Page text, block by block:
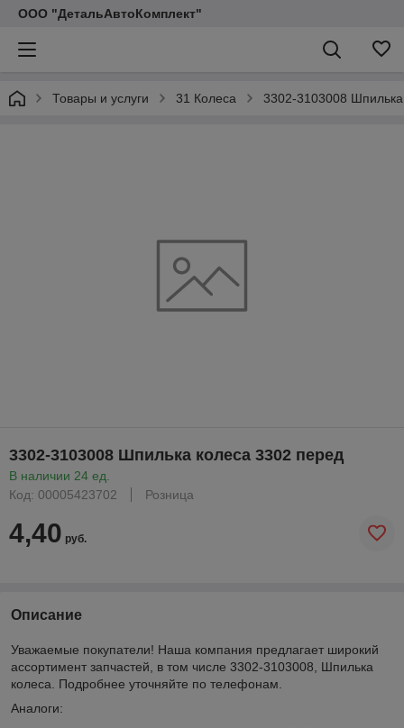
ООО "ДетальАвтоКомплект"
Товары и услуги 31 Колеса 3302-3103008
3302-3103008 Шпилька колеса 3302 перед
В наличии 24 ед.
Код: 00005423702
Розница
4,40 руб.
Описание
Уважаемые покупатели! Наша компания предлагает широкий
ассортимент запчастей, в том числе 3302-3103008, Шпилька
колеса. Подробнее уточняйте по телефонам.
Аналоги: